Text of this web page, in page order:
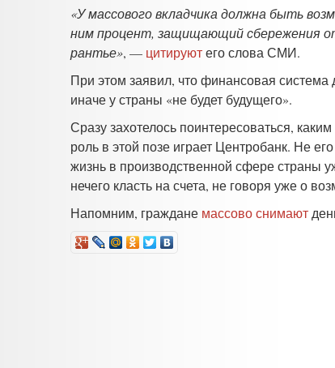
«У массового вкладчика должна быть
ним процент, защищающий сбережения
рантье», — цитируютего слова СМИ.
При этом заявил, что финансовая
иначе у страны «не будет будущего».
Сразу захотелось поинтересоваться,
роль в этой позе играет Центробанк. Не
жизнь в производственной сфере страны
нечего класть на счета, не говоря уже о
Напомним, граждане массово снимают